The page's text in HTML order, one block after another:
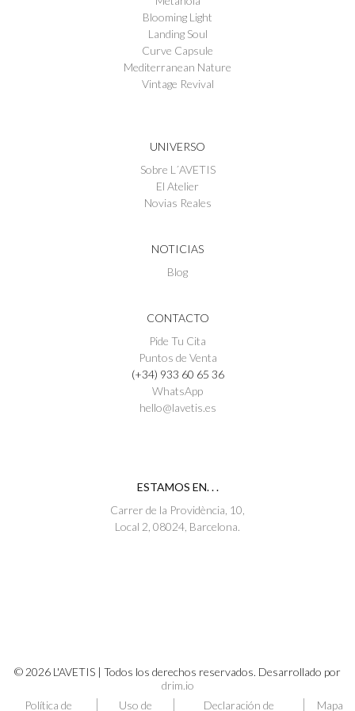
Blooming Light
Landing Soul
Curve Capsule
Mediterranean Nature
Vintage Revival
UNIVERSO
Sobre L´AVETIS
El Atelier
Novias Reales
NOTICIAS
Blog
CONTACTO
Pide Tu Cita
Puntos de Venta
(+34) 933 60 65 36
WhatsApp
hello@lavetis.es
ESTAMOS EN. . .
Carrer de la Providència, 10,
Local 2, 08024, Barcelona.
© 2026 L'AVETIS | Todos los derechos reservados. Desarrollado por
drim.io
Política de
Uso de Declaración de Mapa